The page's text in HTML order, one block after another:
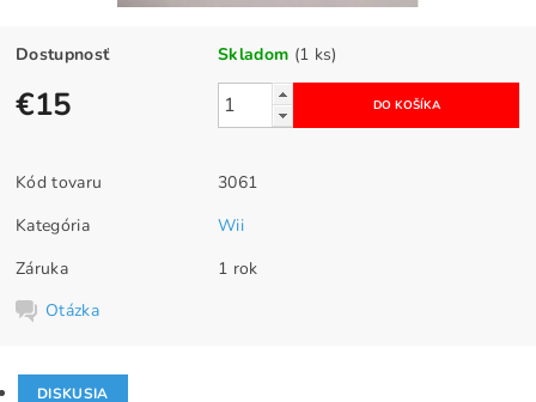
Dostupnosť Skladom (1 ks)
€15
Kód tovaru
3061
Kategória
Wii
Záruka
1 rok
Otázka
DISKUSIA